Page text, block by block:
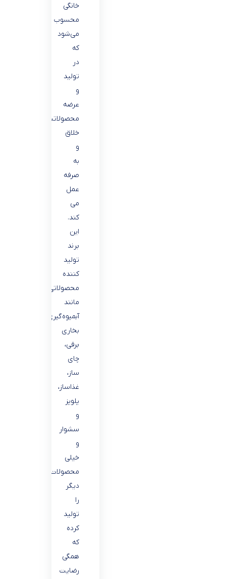
خانگی
محسوب
می‌شود
که
در
تولید
و
عرضه
محصولاتش
خلاق
و
به
صرفه
عمل
می
کند.
این
برند
تولید
کننده
محصولاتی
مانند
آبمیوه‌گیری،
بخاری
برقی،
چای
ساز،
غذاساز،
پلوپز
و
سشوار
و
خیلی
محصولات
دیگر
را
تولید
کرده
که
همگی
رضایت